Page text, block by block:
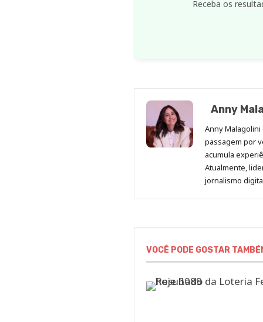
Receba os
Anny
Anny
passagem por
acumula
Atualmente,
jornalismo
VOCÊ PODE GOSTAR